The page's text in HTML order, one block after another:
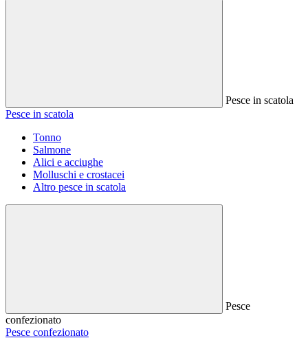
Pesce in scatola
Pesce in scatola
Tonno
Salmone
Alici e acciughe
Molluschi e crostacei
Altro pesce in scatola
Pesce
confezionato
Pesce confezionato